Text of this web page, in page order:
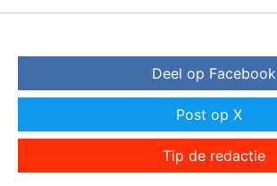
Deel op Facebook
Post op X
Tip de redactie